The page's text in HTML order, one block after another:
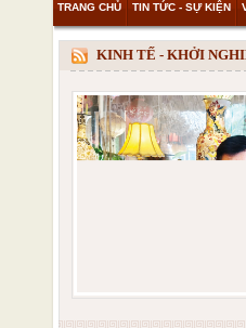
TRANG CHỦ TIN TỨC - SỰ KIỆN
THAM KHẢO & KHÁM PHÁ VIDEO
KINH TẾ - KHỞI